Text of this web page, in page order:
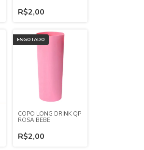
R$2,00
ESGOTADO
COPO LONG DRINK QP
ROSA BEBE
R$2,00